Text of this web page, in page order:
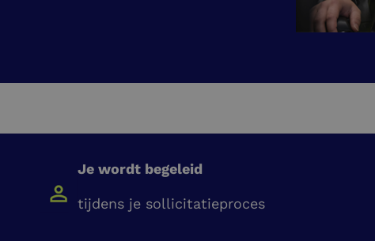
Je wordt begeleid
tijdens je sollicitatieproces